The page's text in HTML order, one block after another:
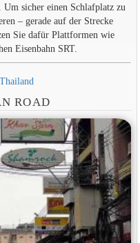
sicher einen Schlafplatz zu
– gerade auf der Strecke
Sie dafür Plattformen wie
Eisenbahn SRT.
ROAD